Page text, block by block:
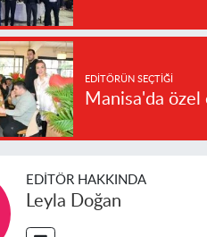
EDITÖRÜN SEÇTIĞI
Manisa'da
EDITÖR HAKKINDA
Leyla Doğan